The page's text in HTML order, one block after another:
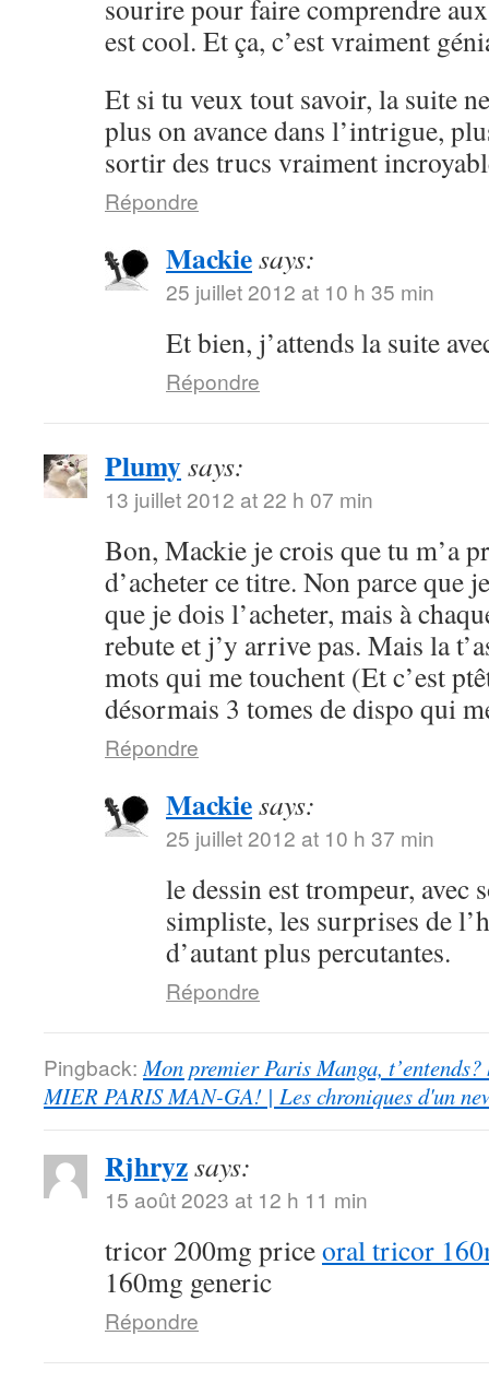
sourire pour faire comprendre
est cool. Et ça, c’est vraiment
Et si tu veux tout savoir, la suite
plus on avance dans l’intrigue,
sortir des trucs vraiment
Répondre
Mackiesays:
25 juillet 2012 at 10 h 35 min
Et bien, j’attends la suite
Répondre
Plumysays:
13 juillet 2012 at 22 h 07 min
Bon, Mackie je crois que tu m’a
d’acheter ce titre. Non parce que
que je dois l’acheter, mais à
rebute et j’y arrive pas. Mais la
mots qui me touchent (Et c’est
désormais 3 tomes de dispo qui
Répondre
Mackiesays:
25 juillet 2012 at 10 h 37 min
le dessin est trompeur, avec
simpliste, les surprises de
d’autant plus percutantes.
Répondre
Pingback: Mon premier Paris Manga,
MIER PARIS MAN-GA! | Les chroniques d'un
Rjhryzsays:
15 août 2023 at 12 h 11 min
tricor 200mg priceoral tricor
160mg generic
Répondre